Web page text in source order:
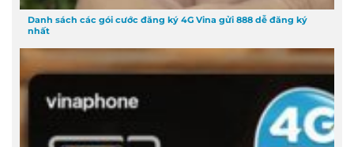
Danh sách các gói cước đăng ký 4G Vina gửi 888 dễ đăng ký
nhất